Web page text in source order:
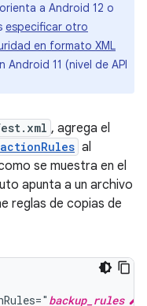
a Android 12 o
especificar otro
en formato XML
11 (nivel de API
, agrega el
al
se muestra en el
apunta a un archivo
reglas de copias de
backup_rules